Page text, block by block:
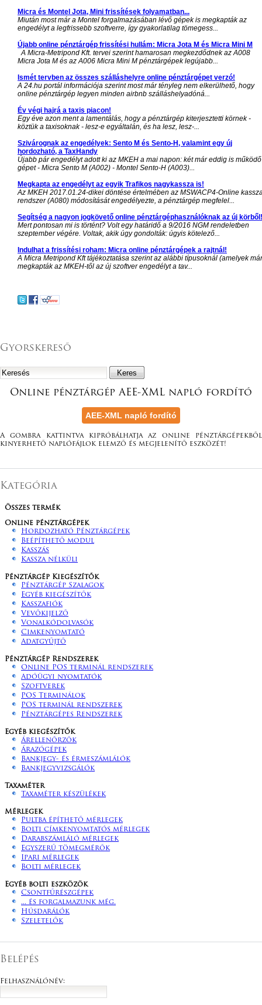
Micra és Montel Jota, Mini frissítések folyamatban...
Miután most már a Montel forgalmazásában lévő gépek is megkapták az
engedélyt a legfrissebb szoftverre, így gyakorlatilag tömegess...
Újabb online pénztárgép frissítési hullám: Micra Jota M és Micra Mini M
A Micra-Metripond Kft. tervei szerint hamarosan megkezdődnek az A008
Micra Jota M és az A006 Micra Mini M pénztárgépek legújabb...
Ismét tervben az összes szálláshelyre online pénztárgépet verzó!
A 24.hu portál információja szerint most már tényleg nem elkerülhető, hogy
online pénztárgép legyen minden airbnb szálláshelyadóná...
Év végi hajrá a taxis piacon!
Egy éve azon ment a lamentálás, hogy a pénztárgép kiterjesztetti körnek -
köztük a taxisoknak - lesz-e egyáltalán, és ha lesz, lesz-...
Szivárognak az engedélyek: Sento M és Sento-H, valamint egy új
hordozható, a TaxHandy
Újabb pár engedélyt adott ki az MKEH a mai napon: két már eddig is működő
gépet - Micra Sento M (A002) - Montel Sento-H (A003)...
Megkapta az engedélyt az egyik Trafikos nagykassza is!
Az MKEH 2017.01.24-dikei döntése értelmében az MSWACP4-Online
rendszer (A080) módosítását engedélyezte, a pénztárgép megfelel...
Segítség a nagyon jogkövető online pénztárgéphasználóknak az új körből!
Mert pontosan mi is történt? Volt egy határidő a 9/2016 NGM rendeletben
szeptember végére. Voltak, akik úgy gondolták: úgyis kötelező...
Indulhat a frissítési roham: Micra online pénztárgépek a rajtnál!
A Micra Metripond Kft tájékoztatása szerint az alábbi típusoknál (amelyek már
megkapták az MKEH-től az új szoftver engedélyt a tav...
Gyorskereső
Online pénztárgép AEE-XML napló fordító
A gombra kattintva kipróbálhatja az online pénztárgépekből
kinyerhető naplófájlok elemző és megjelenítő eszközét!
Kategória
Összes termék
Online pénztárgépek
Hordozható Pénztárgépek
Beépíthető modul
Kasszás
Kassza nélküli
Pénztárgép Kiegészítők
Pénztárgép Szalagok
Egyéb kiegészítők
Kasszafiók
Vevőkijelző
Vonalkódolvasók
Cimkenyomtató
Adatgyűjtő
Pénztárgép Rendszerek
Online POS terminál rendszerek
Adóügyi nyomtatók
Szoftverek
POS Terminálok
POS terminál rendszerek
Pénztárgépes Rendszerek
Egyéb kiegészítők
Árellenőrzők
Árazógépek
Bankjegy- és érmeszámlálók
Bankjegyvizsgálók
Taxaméter
Taxaméter készülékek
Mérlegek
Pultba építhető mérlegek
Bolti címkenyomtatós mérlegek
Darabszámláló mérlegek
Egyszerű tömegmérők
Ipari mérlegek
Bolti mérlegek
Egyéb bolti eszközök
Csontfűrészgépek
... és forgalmazunk még.
Húsdarálók
Szeletelők
Belépés
Felhasználónév: